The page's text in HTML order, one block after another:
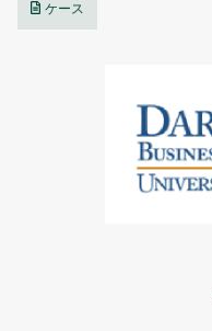
ケース